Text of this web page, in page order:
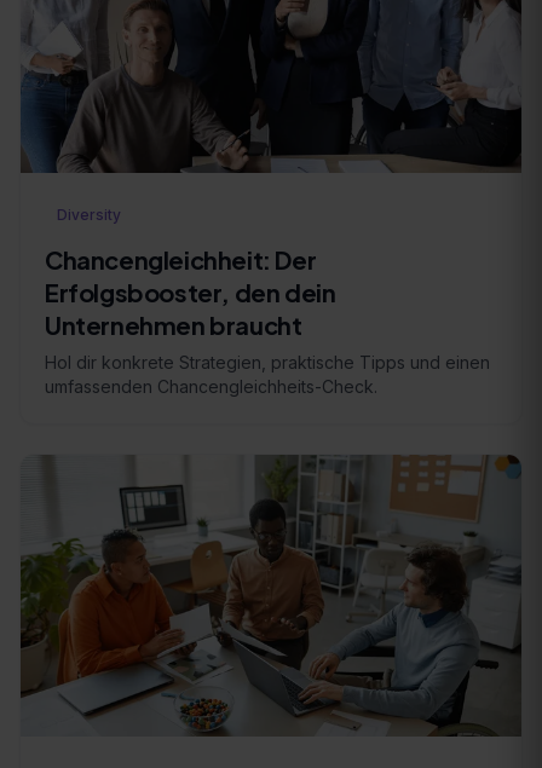
Diversity
Chancengleichheit: Der
Erfolgsbooster, den dein
Unternehmen braucht
Hol dir konkrete Strategien, praktische Tipps und einen
umfassenden Chancengleichheits-Check.